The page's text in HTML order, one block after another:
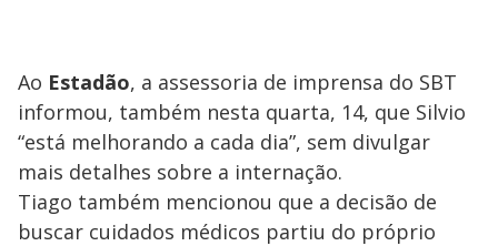
Ao Estadão, a assessoria de imprensa do SBT
informou, também nesta quarta, 14, que Silvio
“está melhorando a cada dia”, sem divulgar
mais detalhes sobre a internação.
Tiago também mencionou que a decisão de
buscar cuidados médicos partiu do próprio